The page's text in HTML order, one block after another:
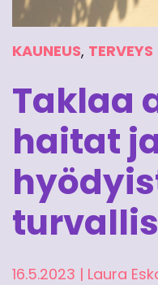
KAUNEUS, TERVEYS
Taklaa
haitat
16.5.2023 | Laura